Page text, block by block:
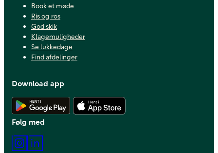
Book et møde
Ris og ros
God skik
Klagemuligheder
Se lukkedage
Find afdelinger
Download app
Hent Android app
Følg med
Instagram